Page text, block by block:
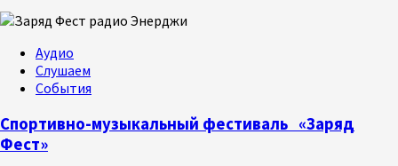
Аудио
Слушаем
События
Спортивно-музыкальный фестиваль «Заряд
Фест»